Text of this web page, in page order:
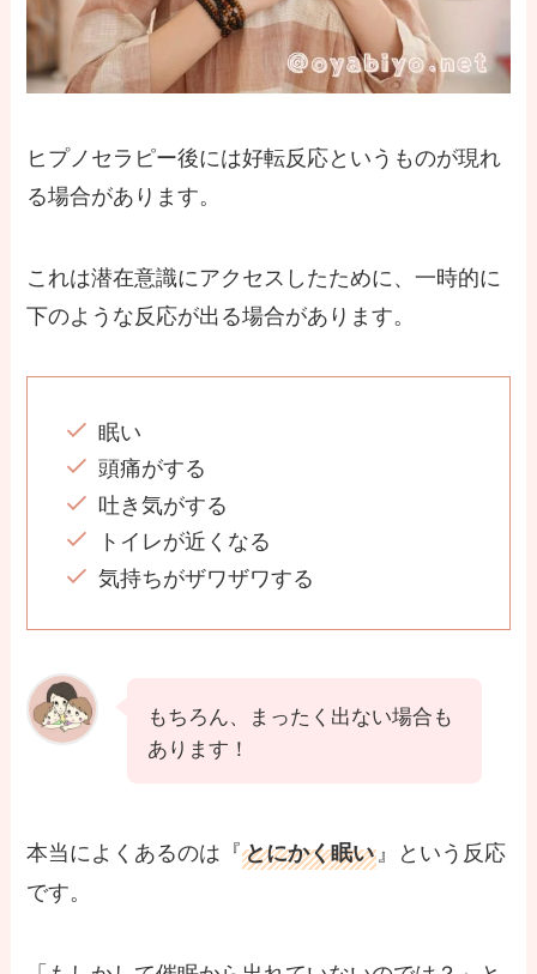
ヒプノセラピー後には好転反応というものが現れ
る場合があります。
これは潜在意識にアクセスしたために、一時的に
下のような反応が出る場合があります。
眠い
頭痛がする
吐き気がする
トイレが近くなる
気持ちがザワザワする
もちろん、まったく出ない場合も
あります！
本当によくあるのは『とにかく眠い 』という反応
です。